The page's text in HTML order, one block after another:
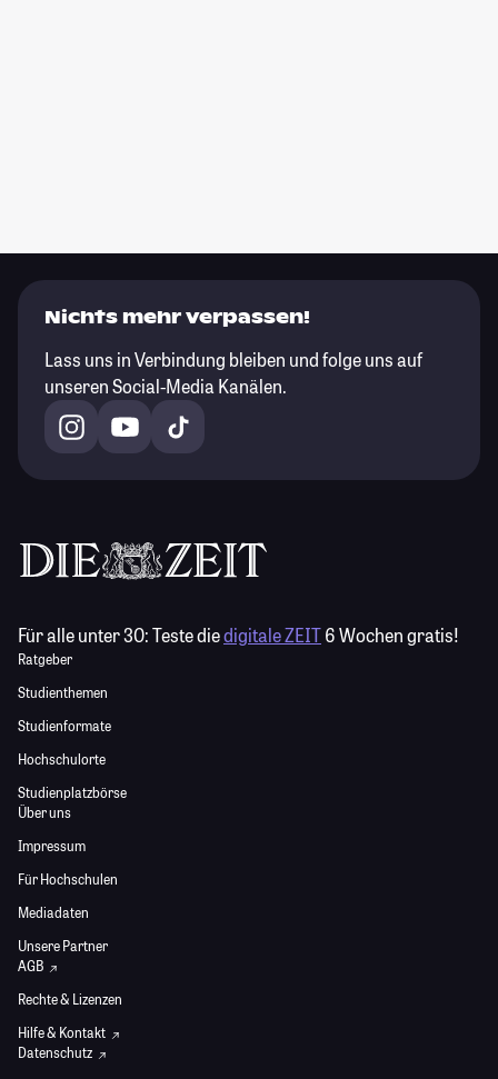
Nichts mehr verpassen!
Lass uns in Verbindung bleiben und folge uns auf
unseren Social-Media Kanälen.
Für alle unter 30:Teste diedigitale ZEIT6 Wochen gratis!
Ratgeber
Studienthemen
Studienformate
Hochschulorte
Studienplatzbörse
Über uns
Impressum
Für Hochschulen
Mediadaten
Unsere Partner
AGB
Rechte & Lizenzen
Hilfe & Kontakt
Datenschutz